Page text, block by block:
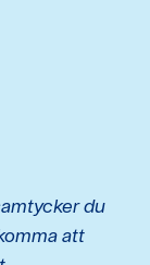
du
att